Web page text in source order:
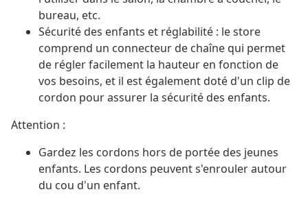
bureau, etc.
Sécurité des enfants et réglabilité : le store
comprend un connecteur de chaîne qui permet
de régler facilement la hauteur en fonction de
vos besoins, et il est également doté d'un clip de
cordon pour assurer la sécurité des enfants.
Attention :
Gardez les cordons hors de portée des jeunes
enfants. Les cordons peuvent s'enrouler autour
du cou d'un enfant.